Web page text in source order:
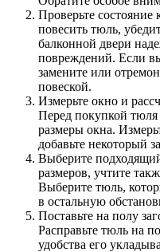
Проверьте
повесить тюль,
балконной двери
повреждений. Если
замените или
повеской.
Измерьте окно и
Перед покупкой тюля
размеры окна.
добавьте некоторый
Выберите
размеров, учтите
Выберите тюль,
в остальную
Поставьте на полу
Расправьте тюль на
удобства его